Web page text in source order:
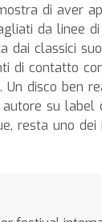
di aver
da linee
dai classici
di contatto
disco ben
su label
resta uno